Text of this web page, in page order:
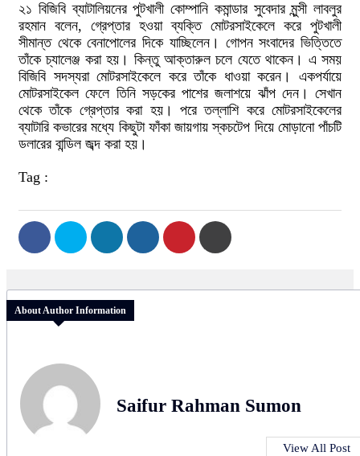
২১ বিজিবি ব্যাটালিয়নের পুটখালী কোম্পানি কমান্ডার সুবেদার মুন্সী লাবলুর
রহমান বলেন, গ্রেপ্তার হওয়া ব্যক্তি মোটরসাইকেলে করে পুটখালী
সীমান্ত থেকে বেনাপোলের দিকে যাচ্ছিলেন। গোপন সংবাদের ভিত্তিতে
তাঁকে চ্যালেঞ্জ করা হয়। কিন্তু আক্তারুল চলে যেতে থাকেন। এ সময়
বিজিবি সদস্যরা মোটরসাইকেলে করে তাঁকে ধাওয়া করেন। একপর্যায়ে
মোটরসাইকেল ফেলে তিনি সড়কের পাশের জলাশয়ে ঝাঁপ দেন। সেখান
থেকে তাঁকে গ্রেপ্তার করা হয়। পরে তল্লাশি করে মোটরসাইকেলের
ব্যাটারি কভারের মধ্যে কিছুটা ফাঁকা জায়গায় স্কচটেপ দিয়ে মোড়ানো পাঁচটি
ডলারের বান্ডিল জব্দ করা হয়।
Tag :
About Author Information
Saifur Rahman Sumon
View All Post